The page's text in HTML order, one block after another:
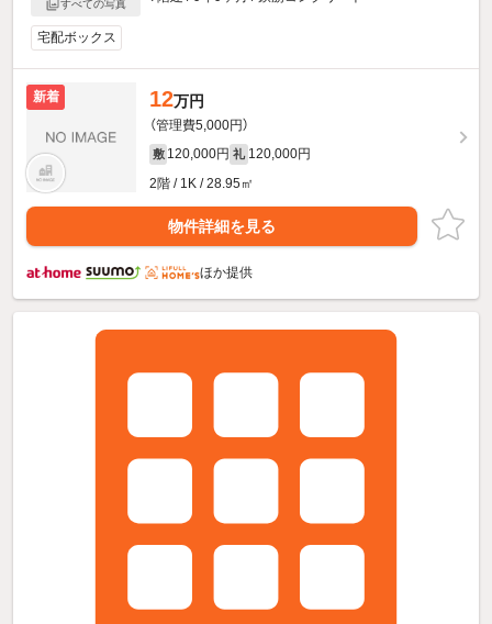
すべての写真
宅配ボックス
新着 12万円
（管理費5,000円）
敷 120,000円 礼 120,000円
2階 / 1K / 28.95㎡
物件詳細を見る
ほか提供